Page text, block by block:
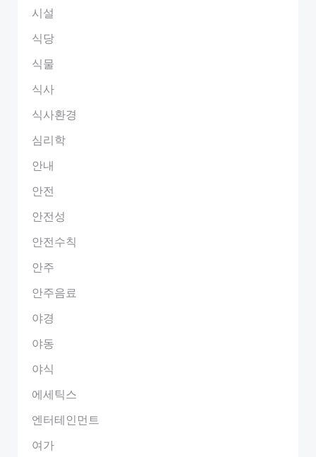
시설
식당
식물
식사
식사환경
심리학
안내
안전
안전성
안전수칙
안주
안주음료
야경
야동
야식
에세틱스
엔터테인먼트
여가